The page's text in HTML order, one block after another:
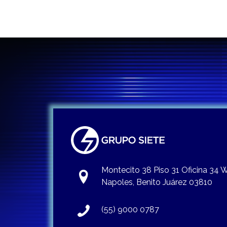
Montecito 38 Piso 31 Oficina 34
Napoles, Benito Juárez 03810
(55) 9000 0787